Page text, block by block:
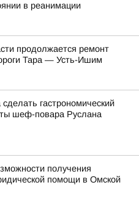
в реанимации
продолжается ремонт
Тара — Усть-Ишим
сделать гастрономический
шеф-повара Руслана
получения
помощи в Омской